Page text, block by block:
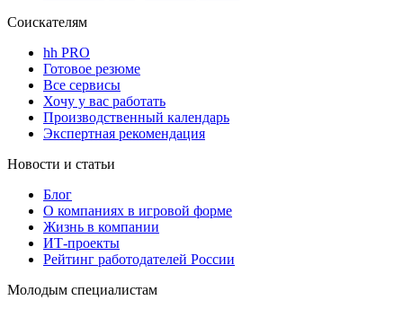
Соискателям
hh PRO
Готовое резюме
Все сервисы
Хочу у вас работать
Производственный календарь
Экспертная рекомендация
Новости и статьи
Блог
О компаниях в игровой форме
Жизнь в компании
ИТ-проекты
Рейтинг работодателей России
Молодым специалистам